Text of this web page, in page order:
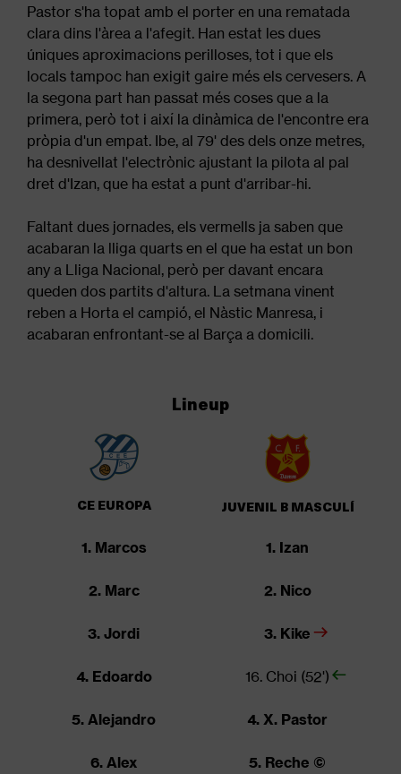
Pastor s'ha topat amb el porter en una rematada
clara dins l'àrea a l'afegit. Han estat les dues
úniques aproximacions perilloses, tot i que els
locals tampoc han exigit gaire més els cervesers. A
la segona part han passat més coses que a la
primera, però tot i així la dinàmica de l'encontre era
pròpia d'un empat. Ibe, al 79' des dels onze metres,
ha desnivellat l'electrònic ajustant la pilota al pal
dret d'Izan, que ha estat a punt d'arribar-hi.
Faltant dues jornades, els vermells ja saben que
acabaran la lliga quarts en el que ha estat un bon
any a Lliga Nacional, però per davant encara
queden dos partits d'altura. La setmana vinent
reben a Horta el campió, el Nàstic Manresa, i
acabaran enfrontant-se al Barça a domicili.
Lineup
CE EUROPA
1. Marcos
2. Marc
3. Jordi
4. Edoardo
5. Alejandro
6. Alex
JUVENIL B MASCULÍ
1. Izan
2. Nico
3. Kike
16. Choi (52')
4. X. Pastor
5. Reche ©